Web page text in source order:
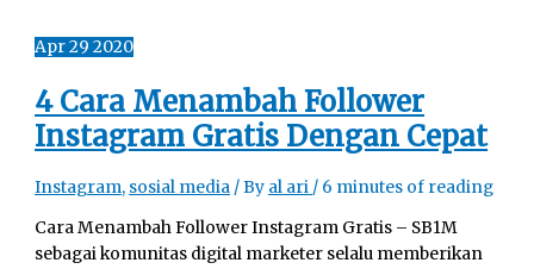
Apr29 2020
4 Cara Menambah Follower
Instagram Gratis Dengan Cepat
Instagram, sosial media / By al ari / 6 minutes of reading
Cara Menambah Follower Instagram Gratis – SB1M
sebagai komunitas digital marketer selalu memberikan